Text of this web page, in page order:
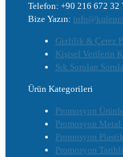
Telefon: +90 216 672 32
Bize Yazın:
Gizlilik & Çerez
Kişisel Verilerin
Sık Sorulan
Ürün Kategorileri
Promosyon
Promosyon
Promosyon
Promosyon